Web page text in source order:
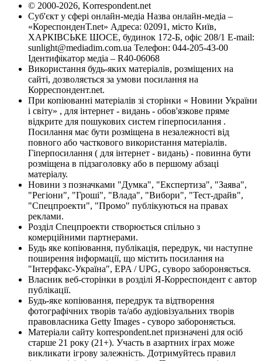
© 2000-2026, Korrespondent.net
Суб'єкт у сфері онлайн-медіа Назва онлайн-медіа –
«КореспонденТ.net» Адреса: 02091, місто Київ,
ХАРКІВСЬКЕ ШОСЕ, будинок 172-Б, офіс 208/1 E-mail:
sunlight@mediadim.com.ua Телефон: 044-205-43-00
Ідентифікатор медіа – R40-06068
Використання будь-яких матеріалів, розміщених на
сайті, дозволяється за умови посилання на
Корреспондент.net.
При копіюванні матеріалів зі сторінки « Новини України
і світу» , для інтернет - видань - обов'язкове пряме
відкрите для пошукових систем гіперпосилання .
Посилання має бути розміщена в незалежності від
повного або часткового використання матеріалів.
Гіперпосилання ( для інтернет - видань) - повинна бути
розміщена в підзаголовку або в першому абзаці
матеріалу.
Новини з позначками "Думка", "Експертиза", "Заява",
"Регіони", "Гроші", "Влада", "Вибори", "Тест-драйв",
"Спецпроекти", "Промо" публікуються на правах
реклами.
Розділ Спецпроекти створюється спільно з
комерційними партнерами.
Будь яке копіювання, публікація, передрук, чи наступне
поширення інформації, що містить посилання на
"Інтерфакс-Україна", EPA / UPG, суворо забороняється.
Власник веб-сторінки в розділі Я-Корреспондент є автор
публікації.
Будь-яке копіювання, передрук та відтворення
фотографічних творів та/або аудіовізуальних творів
правовласника Getty Images - суворо забороняється.
Матеріали сайту korrespondent.net призначені для осіб
старше 21 року (21+). Участь в азартних іграх може
викликати ігрову залежність. Дотримуйтесь правил